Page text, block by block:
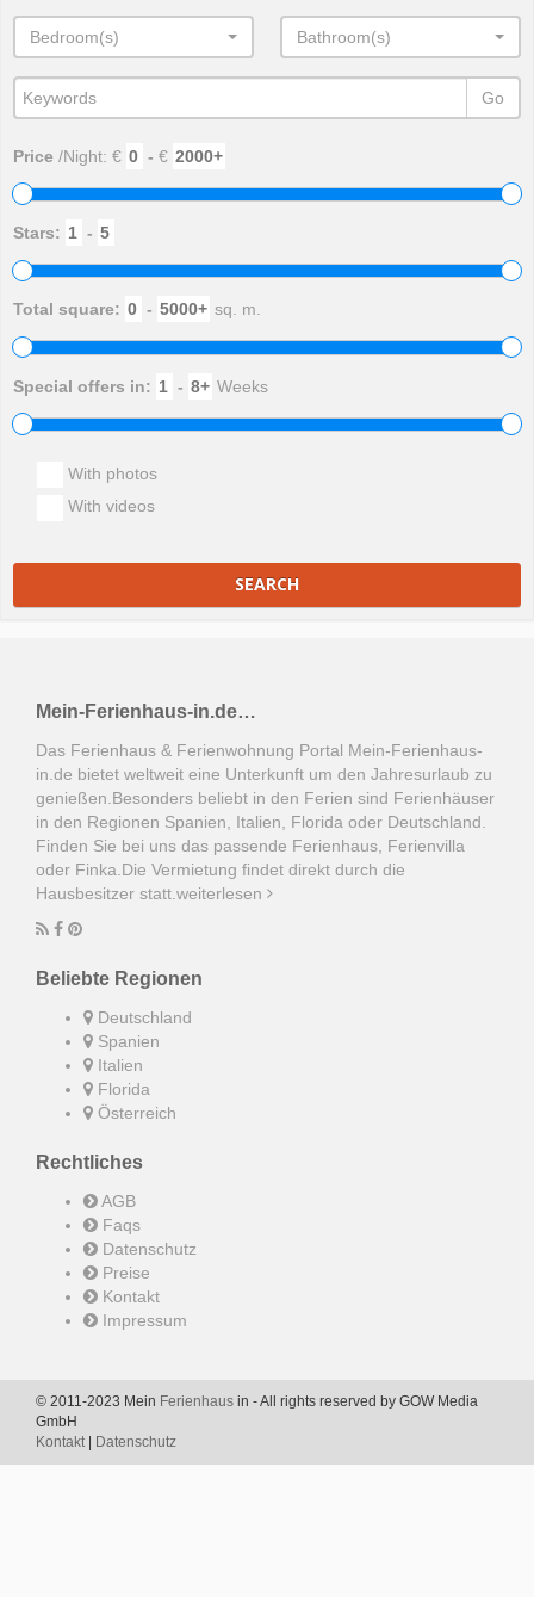
Bedroom(s) Bathroom(s)
Go
Price /Night: € - €
Stars: -
Total square: - sq. m.
Special offers in: - Weeks
With photos
With videos
SEARCH
Mein-Ferienhaus-in.de…
Das Ferienhaus & Ferienwohnung Portal Mein-Ferienhaus-
in.de bietet weltweit eine Unterkunft um den Jahresurlaub zu
genießen.Besonders beliebt in den Ferien sind Ferienhäuser
in den Regionen Spanien, Italien, Florida oder Deutschland.
Finden Sie bei uns das passende Ferienhaus, Ferienvilla
oder Finka.Die Vermietung findet direkt durch die
Hausbesitzer statt. weiterlesen
Beliebte Regionen
Deutschland
Spanien
Italien
Florida
Österreich
Rechtliches
AGB
Faqs
Datenschutz
Preise
Kontakt
Impressum
© 2011-2023 Mein Ferienhaus in - All rights reserved by GOW Media
GmbH
Kontakt | Datenschutz